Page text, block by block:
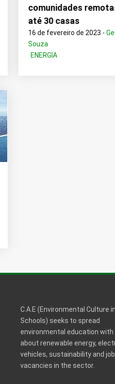
comunidades
até 30 casas
16 de fevereiro de 2023 -
Souza
ENERGIA
C.A.E (Environmental Culture in
Schools) seeks to spread
environmental education with
about renewable energy,
vehicles, sustainability and job
vacancies in the sector.